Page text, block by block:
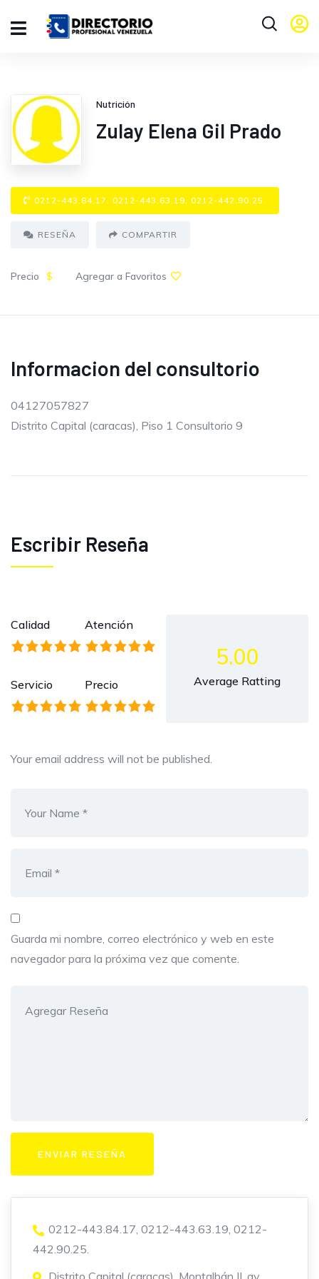
Nutrición
Zulay Elena Gil Prado
0212-443.84.17, 0212-443.63.19, 0212-442.90.25.
RESEÑA COMPARTIR
Precio $ Agregar a Favoritos
Informacion del consultorio
04127057827
Distrito Capital (caracas), Piso 1 Consultorio 9
Escribir Reseña
Calidad Atención
Servicio Precio
5.00
Average Ratting
Your email address will not be published.
Guarda mi nombre, correo electrónico y web en este
navegador para la próxima vez que comente.
0212-443.84.17, 0212-443.63.19, 0212-
442.90.25.